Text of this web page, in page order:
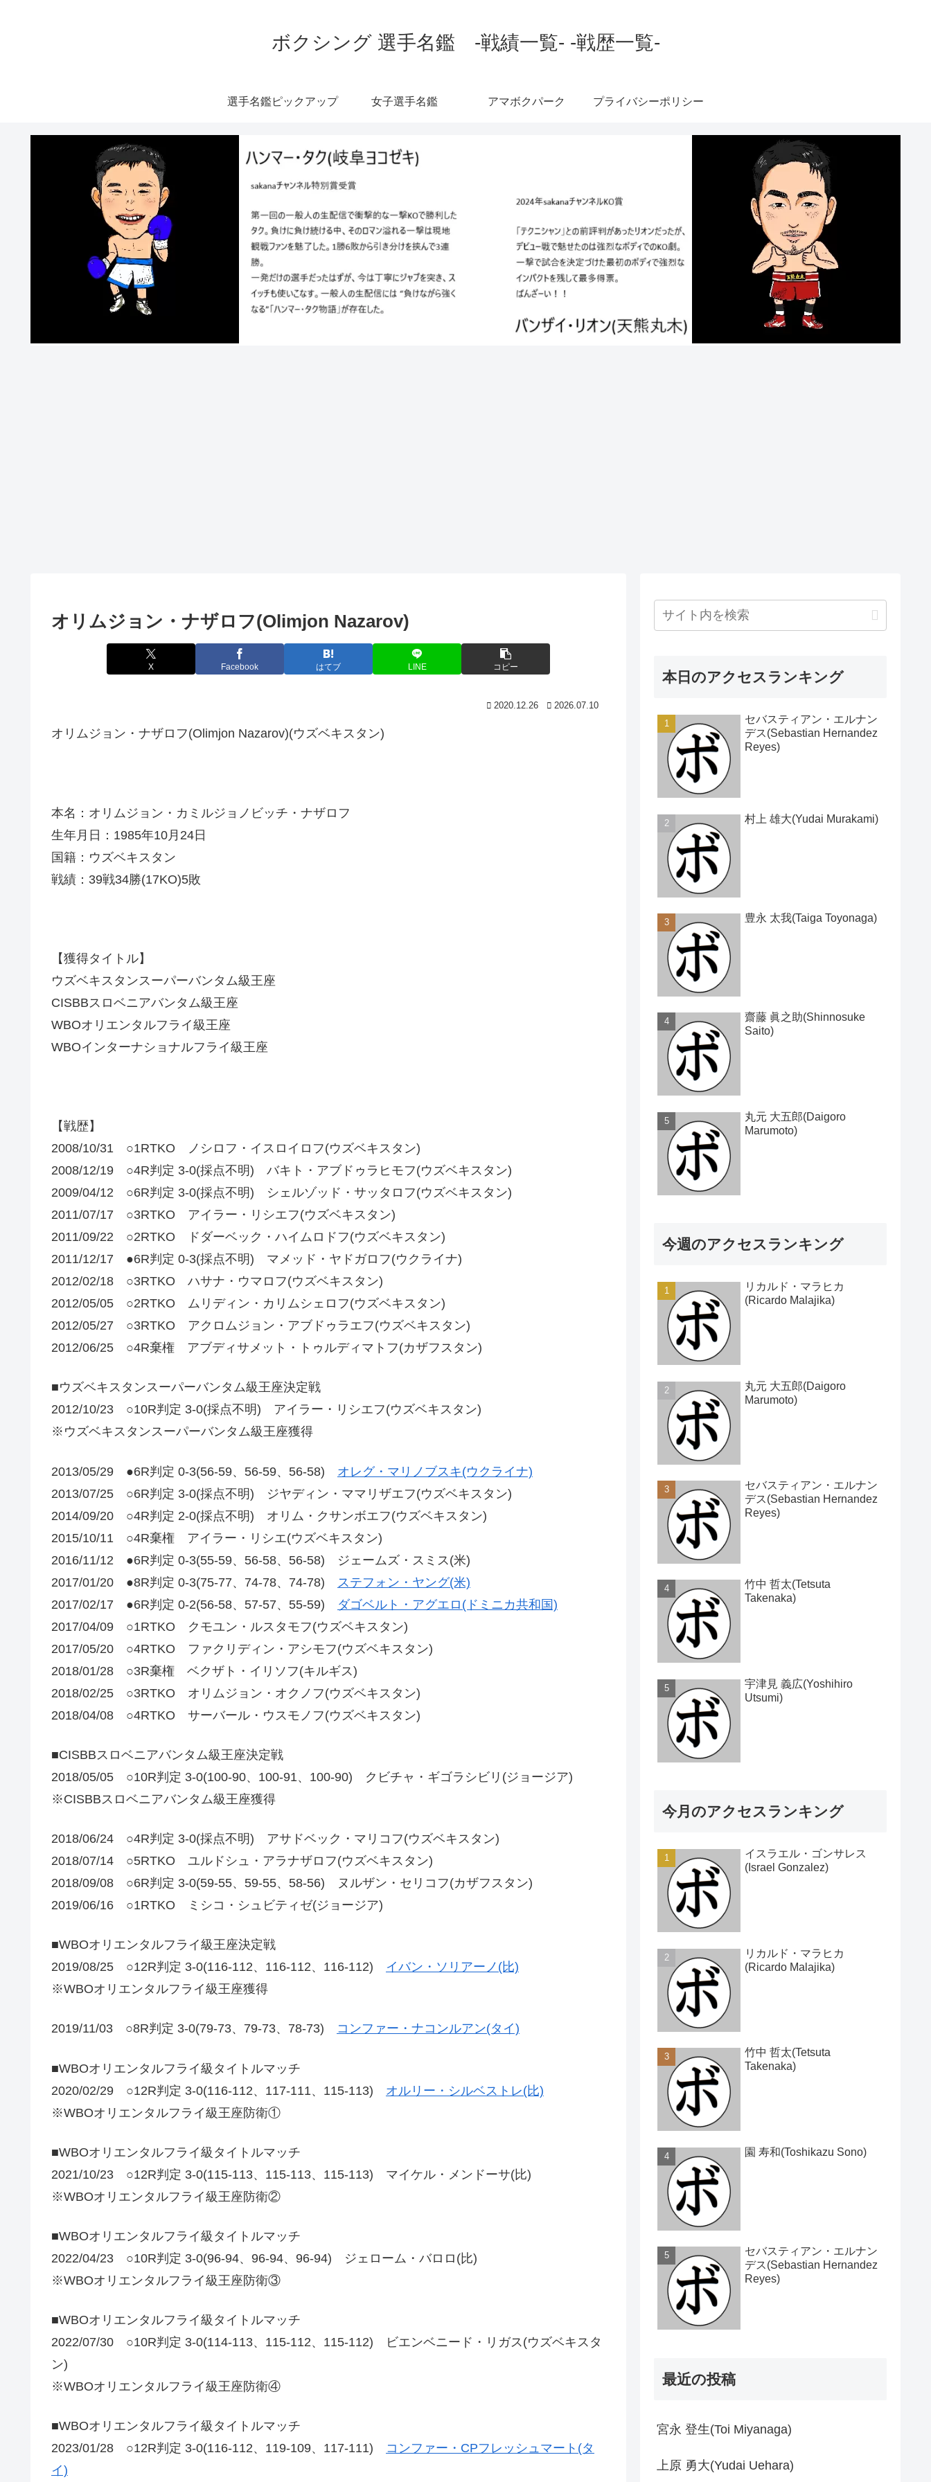
ボクシング 選手名鑑 -戦績一覧- -戦歴一覧-
選手名鑑ピックアップ 女子選手名鑑 アマボクパーク プライバシーポリシー
オリムジョン・ナザロフ(Olimjon Nazarov)
X Facebook はてブ LINE コピー
2020.12.26 2026.07.10
オリムジョン・ナザロフ(Olimjon Nazarov)(ウズベキスタン)
本名：オリムジョン・カミルジョノビッチ・ナザロフ
生年月日：1985年10月24日
国籍：ウズベキスタン
戦績：39戦34勝(17KO)5敗
【獲得タイトル】
ウズベキスタンスーパーバンタム級王座
CISBBスロベニアバンタム級王座
WBOオリエンタルフライ級王座
WBOインターナショナルフライ級王座
【戦歴】
2008/10/31 ○1RTKO ノシロフ・イスロイロフ(ウズベキスタン)
2008/12/19 ○4R判定 3-0(採点不明) バキト・アブドゥラヒモフ(ウズベキスタン)
2009/04/12 ○6R判定 3-0(採点不明) シェルゾッド・サッタロフ(ウズベキスタン)
2011/07/17 ○3RTKO アイラー・リシエフ(ウズベキスタン)
2011/09/22 ○2RTKO ドダーベック・ハイムロドフ(ウズベキスタン)
2011/12/17 ●6R判定 0-3(採点不明) マメッド・ヤドガロフ(ウクライナ)
2012/02/18 ○3RTKO ハサナ・ウマロフ(ウズベキスタン)
2012/05/05 ○2RTKO ムリディン・カリムシェロフ(ウズベキスタン)
2012/05/27 ○3RTKO アクロムジョン・アブドゥラエフ(ウズベキスタン)
2012/06/25 ○4R棄権 アブディサメット・トゥルディマトフ(カザフスタン)
■ウズベキスタンスーパーバンタム級王座決定戦
2012/10/23 ○10R判定 3-0(採点不明) アイラー・リシエフ(ウズベキスタン)
※ウズベキスタンスーパーバンタム級王座獲得
2013/05/29 ●6R判定 0-3(56-59、56-59、56-58) オレグ・マリノブスキ(ウクライナ)
2013/07/25 ○6R判定 3-0(採点不明) ジヤディン・ママリザエフ(ウズベキスタン)
2014/09/20 ○4R判定 2-0(採点不明) オリム・クサンボエフ(ウズベキスタン)
2015/10/11 ○4R棄権 アイラー・リシエ(ウズベキスタン)
2016/11/12 ●6R判定 0-3(55-59、56-58、56-58) ジェームズ・スミス(米)
2017/01/20 ●8R判定 0-3(75-77、74-78、74-78)
ステフォン・ヤング(米)
2017/02/17 ●6R判定 0-2(56-58、57-57、55-59) ダゴベルト・アグエロ(ドミニカ共和国)
2017/04/09 ○1RTKO クモユン・ルスタモフ(ウズベキスタン)
2017/05/20 ○4RTKO ファクリディン・アシモフ(ウズベキスタン)
2018/01/28 ○3R棄権 ベクザト・イリソフ(キルギス)
2018/02/25 ○3RTKO オリムジョン・オクノフ(ウズベキスタン)
2018/04/08 ○4RTKO サーバール・ウスモノフ(ウズベキスタン)
■CISBBスロベニアバンタム級王座決定戦
2018/05/05 ○10R判定 3-0(100-90、100-91、100-90) クビチャ・ギゴラシビリ(ジョージア)
※CISBBスロベニアバンタム級王座獲得
2018/06/24 ○4R判定 3-0(採点不明) アサドベック・マリコフ(ウズベキスタン)
2018/07/14 ○5RTKO ユルドシュ・アラナザロフ(ウズベキスタン)
2018/09/08 ○6R判定 3-0(59-55、59-55、58-56) ヌルザン・セリコフ(カザフスタン)
2019/06/16 ○1RTKO ミシコ・シュビティゼ(ジョージア)
■WBOオリエンタルフライ級王座決定戦
2019/08/25 ○12R判定 3-0(116-112、116-112、116-112) イバン・ソリアーノ(比)
※WBOオリエンタルフライ級王座獲得
2019/11/03 ○8R判定 3-0(79-73、79-73、78-73) コンファー・ナコンルアン(タイ)
■WBOオリエンタルフライ級タイトルマッチ
2020/02/29 ○12R判定 3-0(116-112、117-111、115-113) オルリー・シルベストレ(比)
※WBOオリエンタルフライ級王座防衛①
■WBOオリエンタルフライ級タイトルマッチ
2021/10/23 ○12R判定 3-0(115-113、115-113、115-113) マイケル・メンドーサ(比)
※WBOオリエンタルフライ級王座防衛②
■WBOオリエンタルフライ級タイトルマッチ
2022/04/23 ○10R判定 3-0(96-94、96-94、96-94) ジェローム・バロロ(比)
※WBOオリエンタルフライ級王座防衛③
■WBOオリエンタルフライ級タイトルマッチ
2022/07/30 ○10R判定 3-0(114-113、115-112、115-112) ビエンベニード・リガス(ウズベキスタ
ン)
※WBOオリエンタルフライ級王座防衛④
■WBOオリエンタルフライ級タイトルマッチ
2023/01/28 ○12R判定 3-0(116-112、119-109、117-111) コンファー・CPフレッシュマート(タ
イ)
本日のアクセスランキング
セバスティアン・エルナン
デス(Sebastian Hernandez
Reyes)
村上 雄大(Yudai Murakami)
豊永 太我(Taiga Toyonaga)
齋藤 眞之助(Shinnosuke
Saito)
丸元 大五郎(Daigoro
Marumoto)
今週のアクセスランキング
リカルド・マラヒカ
(Ricardo Malajika)
丸元 大五郎(Daigoro
Marumoto)
セバスティアン・エルナン
デス(Sebastian Hernandez
Reyes)
竹中 哲太(Tetsuta
Takenaka)
宇津見 義広(Yoshihiro
Utsumi)
今月のアクセスランキング
イスラエル・ゴンサレス
(Israel Gonzalez)
リカルド・マラヒカ
(Ricardo Malajika)
竹中 哲太(Tetsuta
Takenaka)
園 寿和(Toshikazu Sono)
セバスティアン・エルナン
デス(Sebastian Hernandez
Reyes)
最近の投稿
宮永 登生(Toi Miyanaga)
上原 勇大(Yudai Uehara)